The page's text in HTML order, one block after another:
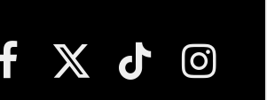
Facebook X
TikTok Instagram